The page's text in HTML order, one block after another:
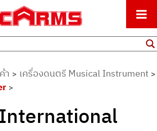
ทุกชนิด ตั้งแต่เริ่มต้นถึงมืออาชีพ
า > เครื่องดนตรี Musical Instrument >
>